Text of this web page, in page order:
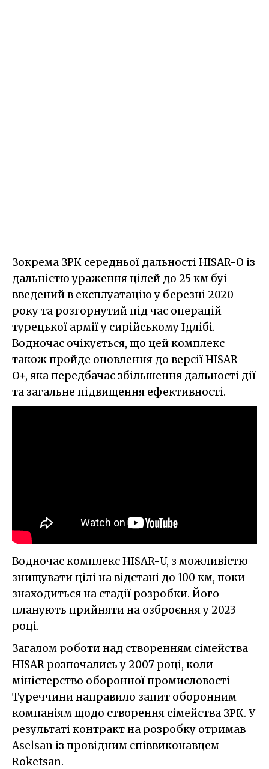
Зокрема ЗРК середньої дальності HISAR-O із
дальністю ураження цілей до 25 км буі
введений в експлуатацію у березні 2020
року та розгорнутий під час операцій
турецької армії у сирійському Ідлібі.
Водночас очікується, що цей комплекс
також пройде оновлення до версії HISAR-
O+, яка передбачає збільшення дальності дії
та загальне підвищення ефективності.
Водночас комплекс HISAR-U, з можливістю
знищувати цілі на відстані до 100 км, поки
знаходиться на стадії розробки. Його
планують прийняти на озброєння у 2023
році.
Загалом роботи над створенням сімейства
HISAR розпочались у 2007 році, коли
міністерство оборонної промисловості
Туреччини направило запит оборонним
компаніям щодо створення сімейства ЗРК. У
результаті контракт на розробку отримав
Aselsan із провідним співвиконавцем -
Roketsan.